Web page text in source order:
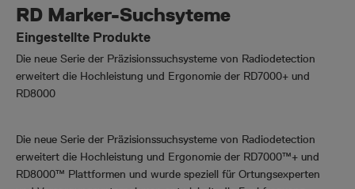
RD Marker-Suchsyteme
Eingestellte Produkte
Die neue Serie der Präzisionssuchsysteme von Radiodetection
erweitert die Hochleistung und Ergonomie der RD7000+ und
RD8000
Die neue Serie der Präzisionssuchsysteme von Radiodetection
erweitert die Hochleistung und Ergonomie der RD7000™+ und
RD8000™ Plattformen und wurde speziell für Ortungsexperten